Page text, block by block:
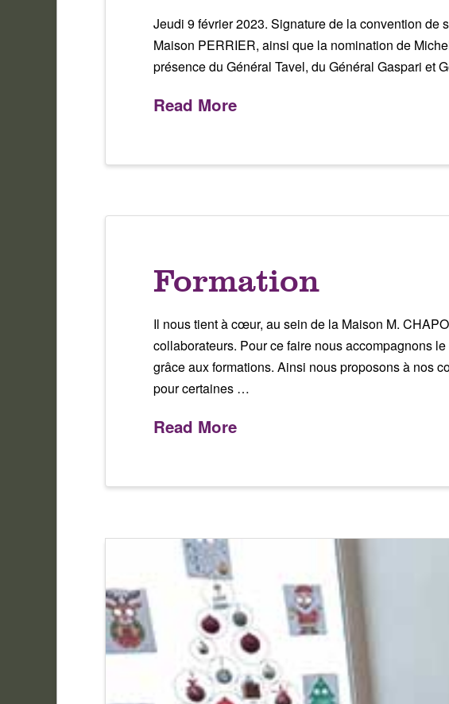
Jeudi 9 février 2023. Signature de la convention
Maison PERRIER, ainsi que la nomination de
présence du Général Tavel, du Général Gaspari et
Read More
Formation
Il nous tient à cœur, au sein de la Maison M.
collaborateurs. Pour ce faire nous accompagnons
grâce aux formations. Ainsi nous proposons à nos
pour certaines …
Read More